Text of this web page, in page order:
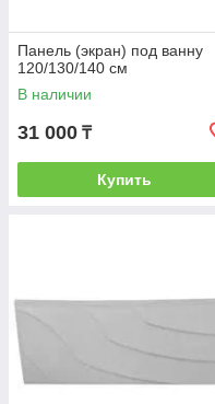
Панель (экран) под ванну
120/130/140 см
В наличии
31 000 ₸
Купить